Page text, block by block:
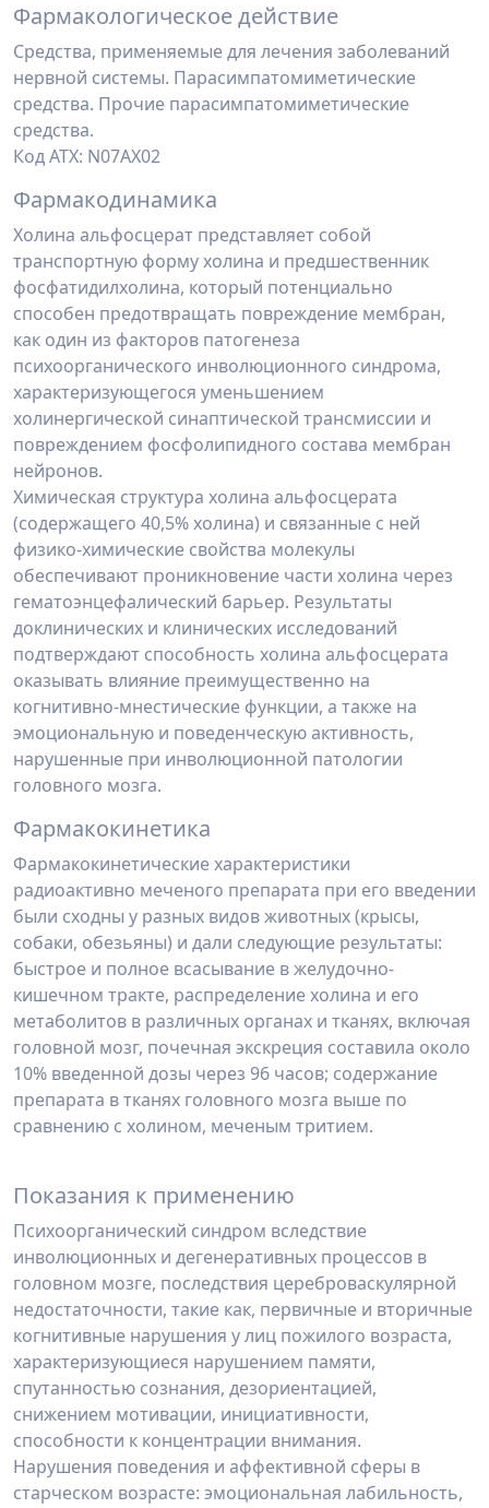
Фармакологическое действие
Cредства, применяемые для лечения заболеваний
нервной системы. Парасимпатомиметические
средства. Прочие парасимпатомиметические
средства.
Код ATX: N07AX02
Фармакодинамика
Холина альфосцерат представляет собой
транспортную форму холина и предшественник
фосфатидилхолина, который потенциально
способен предотвращать повреждение мембран,
как один из факторов патогенеза
психоорганического инволюционного синдрома,
характеризующегося уменьшением
холинергической синаптической трансмиссии и
повреждением фосфолипидного состава мембран
нейронов.
Химическая структура холина альфосцерата
(содержащего 40,5% холина) и связанные с ней
физико-химические свойства молекулы
обеспечивают проникновение части холина через
гематоэнцефалический барьер. Результаты
доклинических и клинических исследований
подтверждают способность холина альфосцерата
оказывать влияние преимущественно на
когнитивно-мнестические функции, а также на
эмоциональную и поведенческую активность,
нарушенные при инволюционной патологии
головного мозга.
Фармакокинетика
Фармакокинетические характеристики
радиоактивно меченого препарата при его введении
были сходны у разных видов животных (крысы,
собаки, обезьяны) и дали следующие результаты:
быстрое и полное всасывание в желудочно-
кишечном тракте, распределение холина и его
метаболитов в различных органах и тканях, включая
головной мозг, почечная экскреция составила около
10% введенной дозы через 96 часов; содержание
препарата в тканях головного мозга выше по
сравнению с холином, меченым тритием.
Показания к применению
Психоорганический синдром вследствие
инволюционных и дегенеративных процессов в
головном мозге, последствия цереброваскулярной
недостаточности, такие как, первичные и вторичные
когнитивные нарушения у лиц пожилого возраста,
характеризующиеся нарушением памяти,
спутанностью сознания, дезориентацией,
снижением мотивации, инициативности,
способности к концентрации внимания.
Нарушения поведения и аффективной сферы в
старческом возрасте: эмоциональная лабильность,